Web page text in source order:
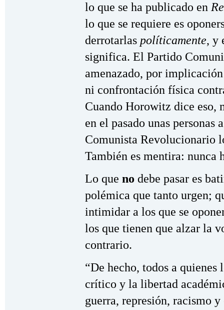
lo que se ha publicado en
lo que se requiere es
derrotarlas políticamente, y
significa. El Partido
amenazado, por
ni confrontación física
Cuando Horowitz dice eso,
en el pasado unas personas
Comunista Revolucionario
También es mentira: nunca
Lo que no debe pasar es
polémica que tanto urgen;
intimidar a los que se
los que tienen que alzar la
contrario.
“De hecho, todos a
crítico y la libertad
guerra, represión, racismo